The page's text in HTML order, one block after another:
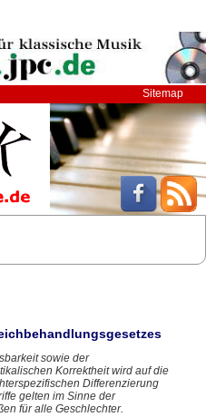
Sitemap
sowie der
Korrektheit wird auf die
Differenzierung
gelten im Sinne der
für alle Geschlechter.